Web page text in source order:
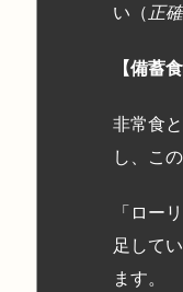
い（ 正
【備蓄
非常食
し、こ
「ロー
足して
ます。